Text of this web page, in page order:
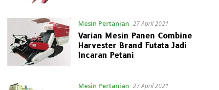
Mesin Pertanian 27 April 2021
Varian Mesin Panen Combine
Harvester Brand Futata Jadi
Incaran Petani
Mesin Pertanian 27 April 2021